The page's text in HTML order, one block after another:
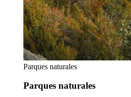
Parques naturales
Parques naturales